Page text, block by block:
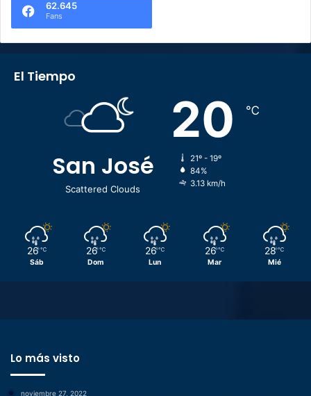
62.645
Fans
El Tiempo
San José
Scattered Clouds
20 ℃
21º - 19º
84%
3.13 km/h
26 ℃
Sáb
26 ℃
Dom
26 ℃
Lun
26 ℃
Mar
28 ℃
Mié
Lo más visto
noviembre 27, 2022